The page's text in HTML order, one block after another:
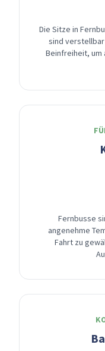
Die Sitze in
sind
Beinfreiheit, um
Fernbusse
angenehme
Fahrt zu